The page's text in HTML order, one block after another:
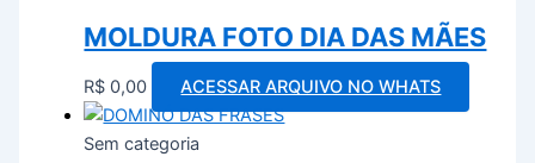
MOLDURA FOTO DIA DAS MÃES
R$ 0,00 ACESSAR ARQUIVO NO WHATS
Sem categoria